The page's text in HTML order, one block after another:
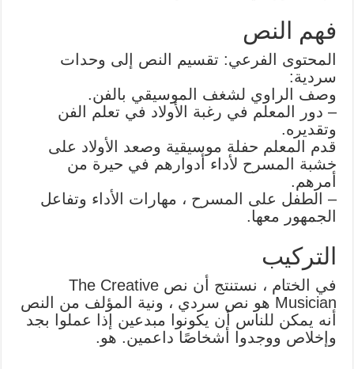
فهم النص
المحتوى الفرعي: تقسيم النص إلى وحدات
سردية:
وصف الراوي لشغف الموسيقي بالفن.
– دور المعلم في رغبة الأولاد في تعلم الفن
وتقديره.
قدم المعلم حفلة موسيقية وصعد الأولاد على
خشبة المسرح لأداء أدوارهم في حيرة من
أمرهم.
– الطفل على المسرح ، مهارات الأداء وتفاعل
الجمهور معها.
التركيب
في الختام ، نستنتج أن نص The Creative
Musician هو نص سردي ، ونية المؤلف من النص
أنه يمكن للناس أن يكونوا مبدعين إذا عملوا بجد
وإخلاص ووجدوا أشخاصًا داعمين. هو.